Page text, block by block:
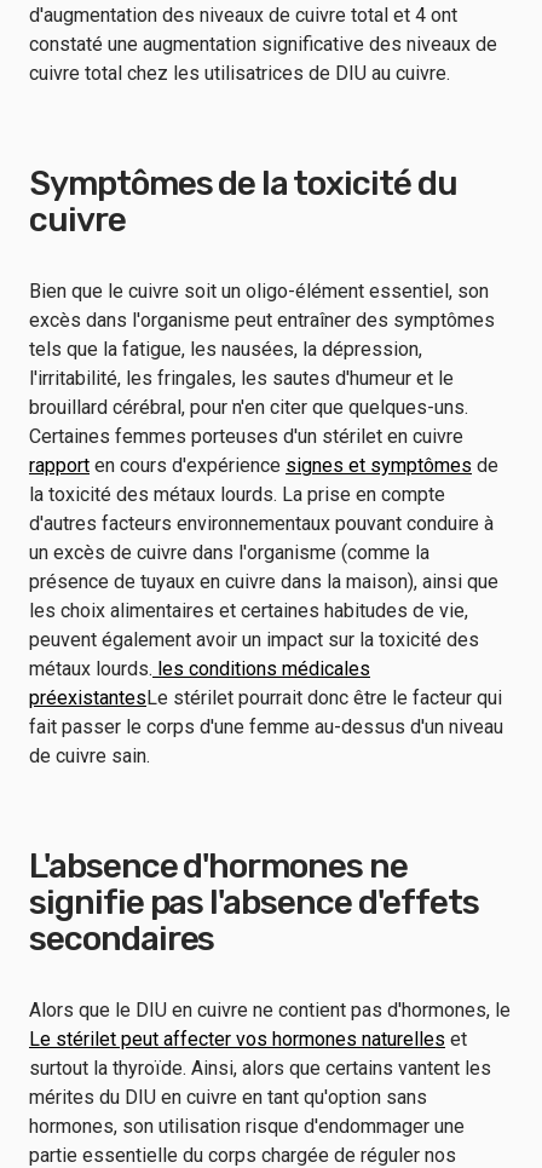
d'augmentation des niveaux de cuivre total et 4 ont
constaté une augmentation significative des niveaux de
cuivre total chez les utilisatrices de DIU au cuivre.
Symptômes de la toxicité du
cuivre
Bien que le cuivre soit un oligo-élément essentiel, son
excès dans l'organisme peut entraîner des symptômes
tels que la fatigue, les nausées, la dépression,
l'irritabilité, les fringales, les sautes d'humeur et le
brouillard cérébral, pour n'en citer que quelques-uns.
Certaines femmes porteuses d'un stérilet en cuivre
rapport en cours d'expérience signes et symptômes de
la toxicité des métaux lourds. La prise en compte
d'autres facteurs environnementaux pouvant conduire à
un excès de cuivre dans l'organisme (comme la
présence de tuyaux en cuivre dans la maison), ainsi que
les choix alimentaires et certaines habitudes de vie,
peuvent également avoir un impact sur la toxicité des
métaux lourds. les conditions médicales
préexistantesLe stérilet pourrait donc être le facteur qui
fait passer le corps d'une femme au-dessus d'un niveau
de cuivre sain.
L'absence d'hormones ne
signifie pas l'absence d'effets
secondaires
Alors que le DIU en cuivre ne contient pas d'hormones, le
Le stérilet peut affecter vos hormones naturelles et
surtout la thyroïde. Ainsi, alors que certains vantent les
mérites du DIU en cuivre en tant qu'option sans
hormones, son utilisation risque d'endommager une
partie essentielle du corps chargée de réguler nos